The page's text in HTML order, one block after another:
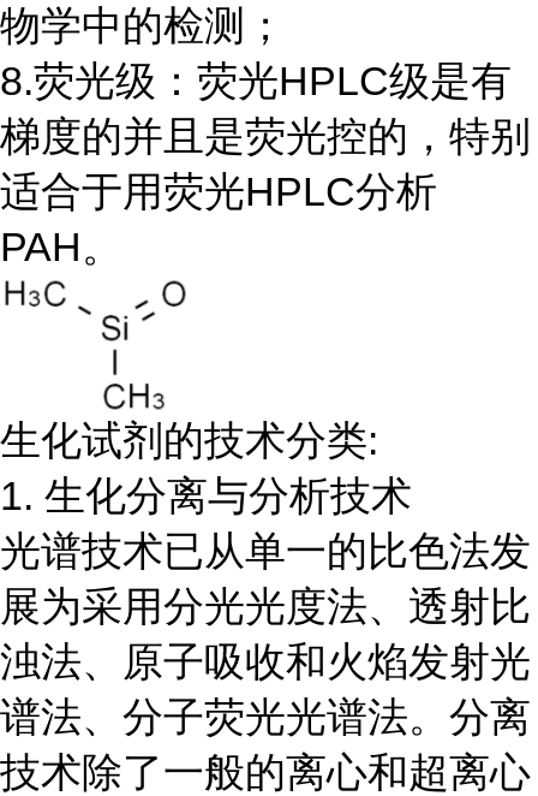
物学中的检测；
8.荧光级：荧光HPLC级是有
梯度的并且是荧光控的，特别
适合于用荧光HPLC分析
PAH。
生化试剂的技术分类:
1. 生化分离与分析技术
光谱技术已从单一的比色法发
展为采用分光光度法、透射比
浊法、原子吸收和火焰发射光
谱法、分子荧光光谱法。分离
技术除了一般的离心和超离心